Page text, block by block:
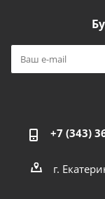
+7 (343)
г.